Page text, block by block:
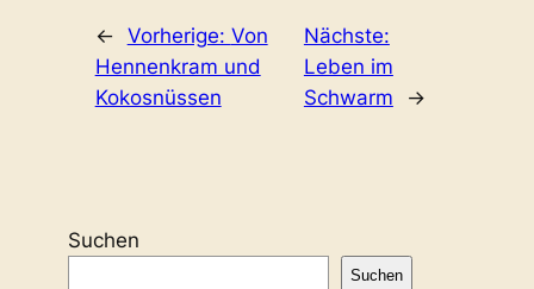
← Vorherige: Von
Hennenkram und
Kokosnüssen
Nächste:
Leben im
Schwarm
→
Suchen
Suchen